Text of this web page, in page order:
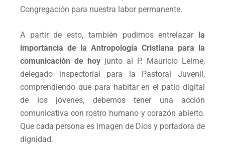
Congregación para nuestra labor permanente.
A partir de esto, también pudimos entrelazar la
importancia de la Antropología Cristiana para la
comunicación de hoy junto al P. Mauricio Leime,
delegado inspectorial para la Pastoral Juvenil,
comprendiendo que para habitar en el patio digital
de los jóvenes, debemos tener una acción
comunicativa con rostro humano y corazón abierto.
Que cada persona es imagen de Dios y portadora de
dignidad.